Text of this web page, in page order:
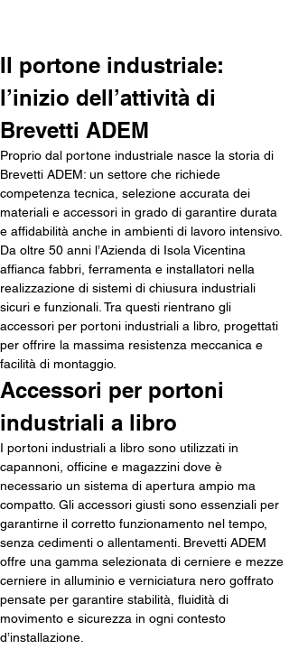
Il portone industriale:
l’inizio dell’attività di
Brevetti ADEM
Proprio dal portone industriale nasce la storia di
Brevetti ADEM: un settore che richiede
competenza tecnica, selezione accurata dei
materiali e accessori in grado di garantire durata
e affidabilità anche in ambienti di lavoro intensivo.
Da oltre 50 anni l’Azienda di Isola Vicentina
affianca fabbri, ferramenta e installatori nella
realizzazione di sistemi di chiusura industriali
sicuri e funzionali. Tra questi rientrano gli
accessori per portoni industriali a libro, progettati
per offrire la massima resistenza meccanica e
facilità di montaggio.
Accessori per portoni
industriali a libro
I portoni industriali a libro sono utilizzati in
capannoni, officine e magazzini dove è
necessario un sistema di apertura ampio ma
compatto. Gli accessori giusti sono essenziali per
garantirne il corretto funzionamento nel tempo,
senza cedimenti o allentamenti. Brevetti ADEM
offre una gamma selezionata di cerniere e mezze
cerniere in alluminio e verniciatura nero goffrato
pensate per garantire stabilità, fluidità di
movimento e sicurezza in ogni contesto
d’installazione.